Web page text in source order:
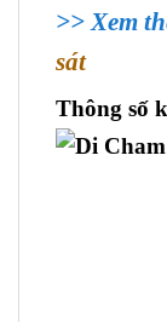
>> Xem
sát
Thông số